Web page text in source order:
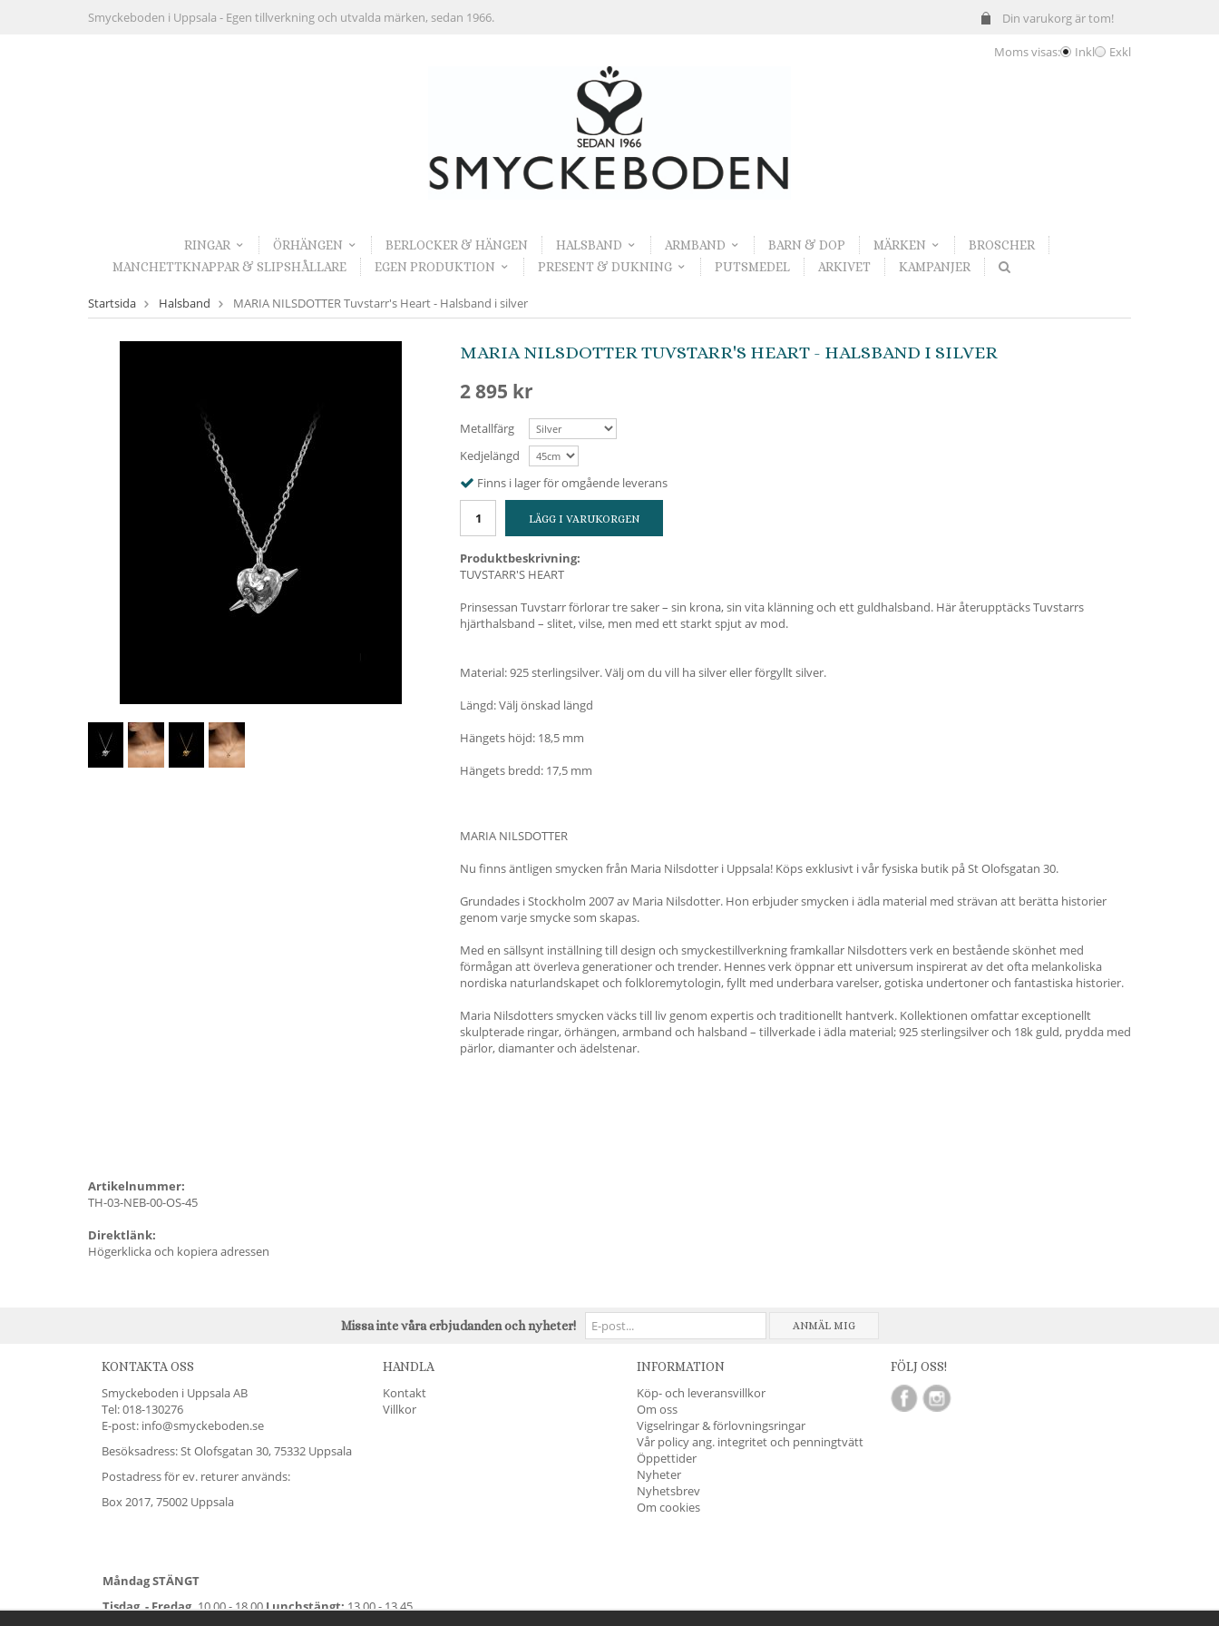
Din varukorg är tom!
Smyckeboden i Uppsala - Egen tillverkning och utvalda märken, sedan 1966.
Moms visas: Inkl Exkl
RINGAR ÖRHÄNGEN BERLOCKER & HÄNGEN HALSBAND ARMBAND BARN & DOP MÄRKEN
BROSCHER
MANCHETTKNAPPAR & SLIPSHÅLLARE
EGEN PRODUKTION PRESENT & DUKNING PUTSMEDEL ARKIVET KAMPANJER
Startsida Halsband MARIA NILSDOTTER Tuvstarr's Heart - Halsband i silver
MARIA NILSDOTTER TUVSTARR'S HEART - HALSBAND I SILVER
2 895 kr
Metallfärg
Kedjelängd
Finns i lager för omgående leverans
LÄGG I VARUKORGEN
Produktbeskrivning:
TUVSTARR'S HEART
Prinsessan Tuvstarr förlorar tre saker – sin krona, sin vita klänning och ett guldhalsband. Här återupptäcks Tuvstarrs
hjärthalsband – slitet, vilse, men med ett starkt spjut av mod.
Material: 925 sterlingsilver. Välj om du vill ha silver eller förgyllt silver.
Längd: Välj önskad längd
Hängets höjd: 18,5 mm
Hängets bredd: 17,5 mm
MARIA NILSDOTTER
Nu finns äntligen smycken från Maria Nilsdotter i Uppsala! Köps exklusivt i vår fysiska butik på St Olofsgatan 30.
Grundades i Stockholm 2007 av Maria Nilsdotter. Hon erbjuder smycken i ädla material med strävan att berätta historier
genom varje smycke som skapas.
Med en sällsynt inställning till design och smyckestillverkning framkallar Nilsdotters verk en bestående skönhet med
förmågan att överleva generationer och trender. Hennes verk öppnar ett universum inspirerat av det ofta melankoliska
nordiska naturlandskapet och folkloremytologin, fyllt med underbara varelser, gotiska undertoner och fantastiska historier.
Maria Nilsdotters smycken väcks till liv genom expertis och traditionellt hantverk. Kollektionen omfattar exceptionellt
skulpterade ringar, örhängen, armband och halsband – tillverkade i ädla material; 925 sterlingsilver och 18k guld, prydda med
pärlor, diamanter och ädelstenar.
Artikelnummer:
TH-03-NEB-00-OS-45
Direktlänk:
Högerklicka och kopiera adressen
Missa inte våra erbjudanden och nyheter! ANMÄL MIG
KONTAKTA OSS
Smyckeboden i Uppsala AB
Tel:018-130276
E-post: info@smyckeboden.se
Besöksadress: St Olofsgatan 30, 75332 Uppsala
Postadress för ev. returer används:
Box 2017, 75002 Uppsala
Måndag STÄNGT
Tisdag - Fredag, 10.00 - 18.00 Lunchstängt: 13.00 - 13.45
HANDLA
Kontakt
Villkor
INFORMATION
Köp- och leveransvillkor
Om oss
Vigselringar & förlovningsringar
Vår policy ang. integritet och penningtvätt
Öppettider
Nyheter
Nyhetsbrev
Om cookies
FÖLJ OSS!